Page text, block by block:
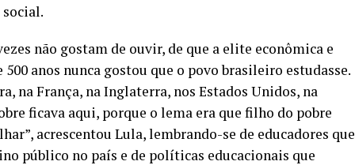
não gostam de ouvir, de que a elite econômica e
anos nunca gostou que o povo brasileiro estudasse.
na França, na Inglaterra, nos Estados Unidos, na
ficava aqui, porque o lema era que filho do pobre
acrescentou Lula, lembrando-se de educadores que
público no país e de políticas educacionais que